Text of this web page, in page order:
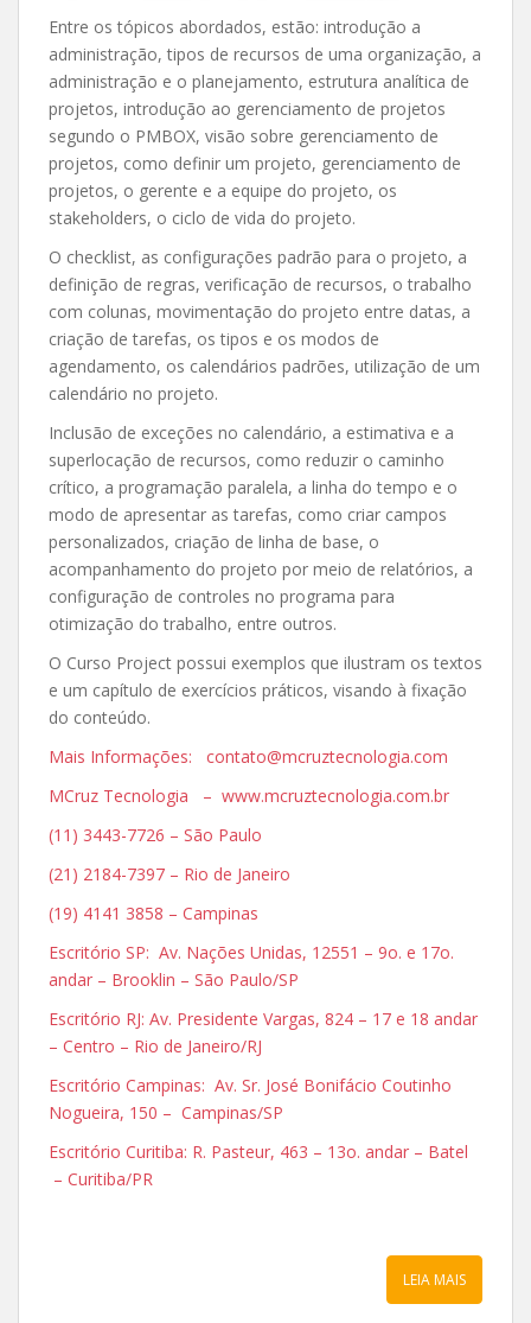
Entre os tópicos abordados, estão: introdução a
administração, tipos de recursos de uma organização, a
administração e o planejamento, estrutura analítica de
projetos, introdução ao gerenciamento de projetos
segundo o PMBOX, visão sobre gerenciamento de
projetos, como definir um projeto, gerenciamento de
projetos, o gerente e a equipe do projeto, os
stakeholders, o ciclo de vida do projeto.
O checklist, as configurações padrão para o projeto, a
definição de regras, verificação de recursos, o trabalho
com colunas, movimentação do projeto entre datas, a
criação de tarefas, os tipos e os modos de
agendamento, os calendários padrões, utilização de um
calendário no projeto.
Inclusão de exceções no calendário, a estimativa e a
superlocação de recursos, como reduzir o caminho
crítico, a programação paralela, a linha do tempo e o
modo de apresentar as tarefas, como criar campos
personalizados, criação de linha de base, o
acompanhamento do projeto por meio de relatórios, a
configuração de controles no programa para
otimização do trabalho, entre outros.
O Curso Project possui exemplos que ilustram os textos
e um capítulo de exercícios práticos, visando à fixação
do conteúdo.
Mais Informações: contato@mcruztecnologia.com
MCruz Tecnologia – www.mcruztecnologia.com.br
(11) 3443-7726 – São Paulo
(21) 2184-7397 – Rio de Janeiro
(19) 4141 3858 – Campinas
Escritório SP: Av. Nações Unidas, 12551 – 9o. e 17o.
andar – Brooklin – São Paulo/SP
Escritório RJ: Av. Presidente Vargas, 824 – 17 e 18 andar
– Centro – Rio de Janeiro/RJ
Escritório Campinas: Av. Sr. José Bonifácio Coutinho
Nogueira, 150 – Campinas/SP
Escritório Curitiba: R. Pasteur, 463 – 13o. andar – Batel
– Curitiba/PR
LEIA MAIS